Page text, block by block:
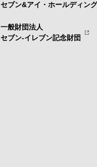
セブン&アイ・ホールディン
一般財団法人
セブン-イレブン記念財団